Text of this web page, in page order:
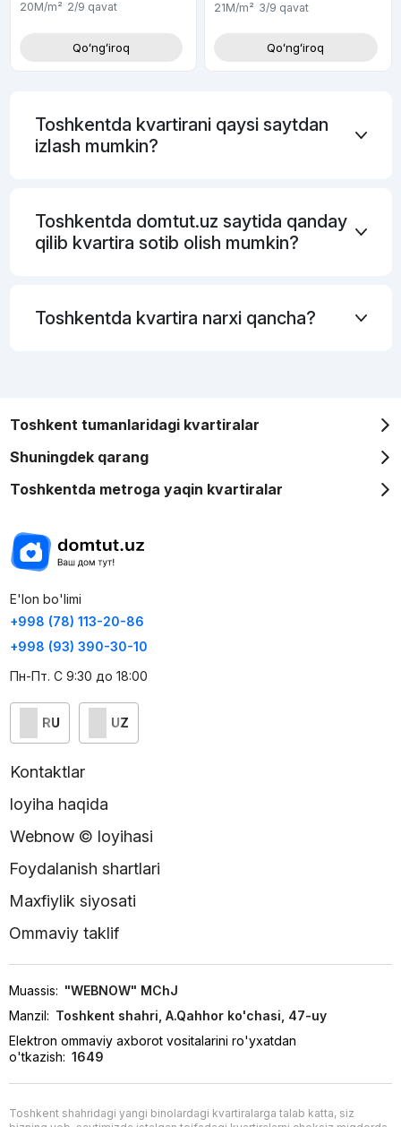
20M/m² 2/9 qavat
Qoʻngʻiroq
21M/m² 3/9 qavat
Qoʻngʻiroq
Toshkentda kvartirani qaysi saytdan
izlash mumkin?
Toshkentda domtut.uz saytida qanday
qilib kvartira sotib olish mumkin?
Toshkentda kvartira narxi qancha?
Toshkent tumanlaridagi kvartiralar
Shuningdek qarang
Toshkentda metroga yaqin kvartiralar
E'lon bo'limi
+998 (78) 113-20-86
+998 (93) 390-30-10
Пн-Пт. С 9:30 до 18:00
RU UZ
Kontaktlar
loyiha haqida
Webnow © loyihasi
Foydalanish shartlari
Maxfiylik siyosati
Ommaviy taklif
Muassis: "WEBNOW" MChJ
Manzil: Toshkent shahri, A.Qahhor ko'chasi, 47-uy
Elektron ommaviy axborot vositalarini ro'yxatdan
o'tkazish: 1649
Toshkent shahridagi yangi binolardagi kvartiralarga talab katta, siz